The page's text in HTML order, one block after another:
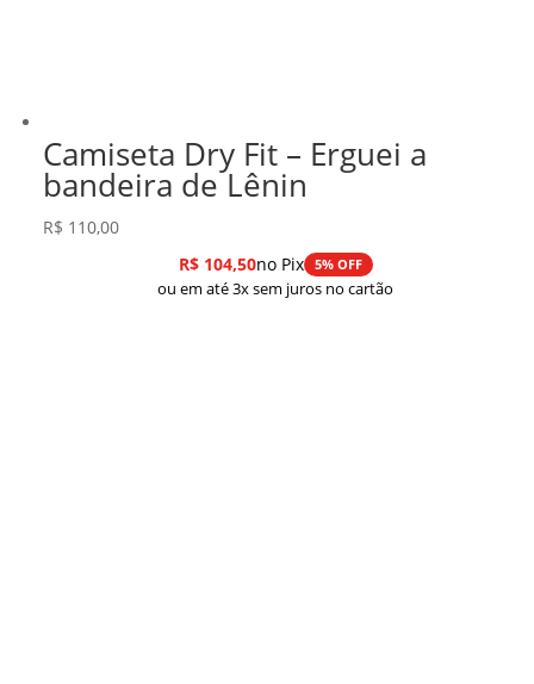
Camiseta Dry Fit – Erguei a
bandeira de Lênin
R$ 110,00
R$104,50no Pix 5% OFF
ou em até 3x sem juros no cartão